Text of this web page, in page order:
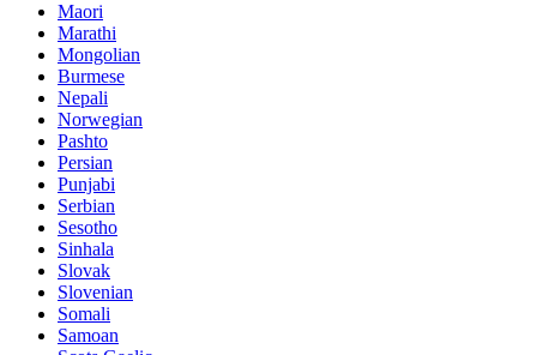
Maori
Marathi
Mongolian
Burmese
Nepali
Norwegian
Pashto
Persian
Punjabi
Serbian
Sesotho
Sinhala
Slovak
Slovenian
Somali
Samoan